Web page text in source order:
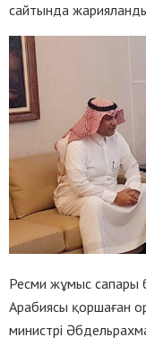
сайтында
Ресми жұмыс сапары
Арабиясы қоршаған
министрі